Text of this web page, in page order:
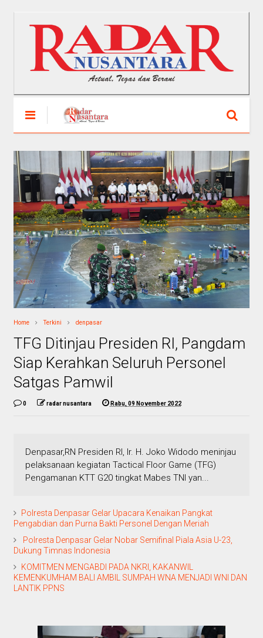
Home Terkini denpasar
TFG Ditinjau Presiden RI, Pangdam
Siap Kerahkan Seluruh Personel
Satgas Pamwil
0 radar nusantara Rabu, 09 November 2022
Denpasar,RN Presiden RI, Ir. H. Joko Widodo meninjau
pelaksanaan kegiatan Tactical Floor Game (TFG)
Pengamanan KTT G20 tingkat Mabes TNI yan...
Polresta Denpasar Gelar Upacara Kenaikan Pangkat
Pengabdian dan Purna Bakti Personel Dengan Meriah
Polresta Denpasar Gelar Nobar Semifinal Piala Asia U-23,
Dukung Timnas Indonesia
KOMITMEN MENGABDI PADA NKRI, KAKANWIL
KEMENKUMHAM BALI AMBIL SUMPAH WNA MENJADI WNI DAN
LANTIK PPNS